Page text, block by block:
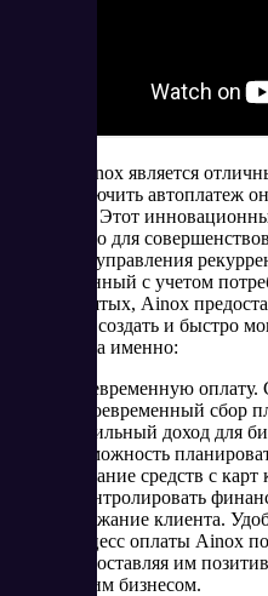
Сервис Ainox является
как подключить автоплатеж
подписок. Этот
специально для
взносов и управления
Разработанный с учетом
и самозанятых, Ainox
стремится создать и быстро
подписку, а именно:
Своевременную
и своевременный сбор
стабильный доход для
Возможность
списание средств с
и контролировать
Удержание клиента.
процесс оплаты Ainox
предоставляя им
вашим бизнесом.